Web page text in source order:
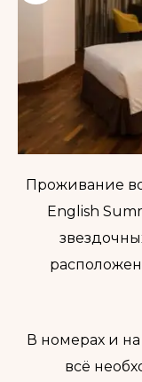
Проживание
English
В номерах и
всё